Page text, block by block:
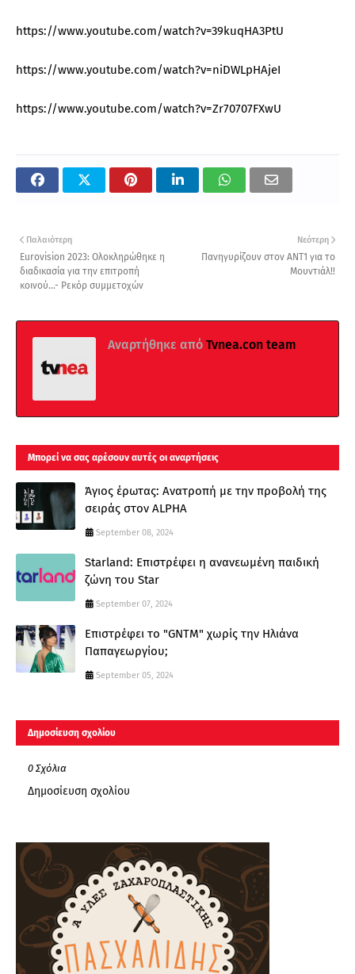
https://www.youtube.com/watch?v=39kuqHA3PtU
https://www.youtube.com/watch?v=niDWLpHAjeI
https://www.youtube.com/watch?v=Zr70707FXwU
Νεότερη
Πανηγυρίζουν στον ΑΝΤ1 για το
Μουντιάλ!!
Παλαιότερη
Eurovision 2023: Ολοκληρώθηκε η
διαδικασία για την επιτροπή
κοινού...- Ρεκόρ συμμετοχών
Αναρτήθηκε από Tvnea.con team
Μπορεί να σας αρέσουν αυτές οι αναρτήσεις
Άγιος έρωτας: Ανατροπή με την προβολή της
σειράς στον ALPHA
September 08, 2024
Starland: Επιστρέφει η ανανεωμένη παιδική
ζώνη του Star
September 07, 2024
Επιστρέφει το "GNTM" χωρίς την Ηλιάνα
Παπαγεωργίου;
September 05, 2024
Δημοσίευση σχολίου
0 Σχόλια
Δημοσίευση σχολίου